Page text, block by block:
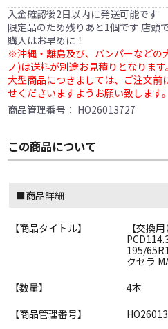
入金確認後2日以内に発送可能です
限定品のため残りあと1個です 店頭
購入はお早めに！
※沖縄・離島及び、バンパーなどの
ノ)は送料が別途お見積りとなります。
大型商品につきましては、ご注文前
せくださいますようお願い致します。
商品管理番号： HO26013727
この商品について
■商品詳細
【商品タイトル】
【交換
195/
クセラ
【数量】
4本
【商品管理番号】